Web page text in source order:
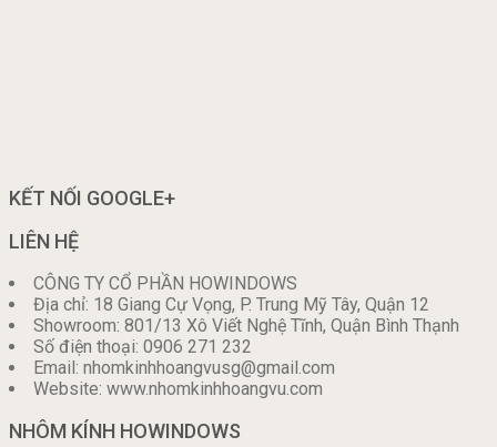
KẾT NỐI GOOGLE+
LIÊN HỆ
CÔNG TY CỔ PHẦN HOWINDOWS
Địa chỉ: 18 Giang Cự Vọng, P. Trung Mỹ Tây, Quận 12
Showroom: 801/13 Xô Viết Nghệ Tĩnh, Quận Bình Thạnh
Số điện thoại: 0906 271 232
Email: nhomkinhhoangvusg@gmail.com
Website: www.nhomkinhhoangvu.com
NHÔM KÍNH HOWINDOWS